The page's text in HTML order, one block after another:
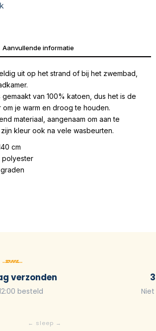
Aanvullende informatie
uit op het strand of bij het zwembad,
van 100% katoen, dus het is de
je warm en droog te houden.
materiaal, aangenaam om aan te
kleur ook na vele wasbeurten.
cm
polyester
verzonden
besteld